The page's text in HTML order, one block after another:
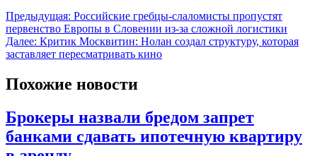
Предыдущая: Российские гребцы-слаломисты пропустят
первенство Европы в Словении из-за сложной логистики
Далее: Критик Москвитин: Нолан создал структуру, которая
заставляет пересматривать кино
Похожие новости
Брокеры назвали бредом запрет
банками сдавать ипотечную квартиру